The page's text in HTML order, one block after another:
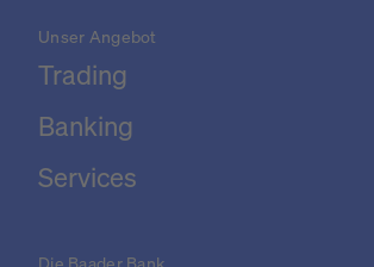
Unser Angebot
Trading
Banking
Services